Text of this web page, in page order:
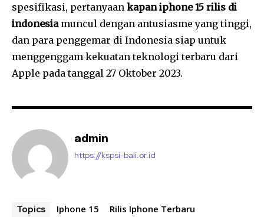
spesifikasi, pertanyaan kapan iphone 15 rilis di
indonesiamuncul dengan antusiasme yang tinggi,
dan para penggemar di Indonesia siap untuk
menggenggam kekuatan teknologi terbaru dari
Apple pada tanggal 27 Oktober 2023.
admin
https://kspsi-bali.or.id
Topics Iphone 15
Rilis Iphone Terbaru